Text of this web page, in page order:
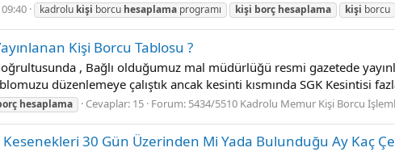
kadrolu kişi borcu hesaplama programı kişi borç hesaplama kişi borcu
Kişi Borcu Tablosu ?
, Bağlı olduğumuz mal müdürlüğü resmi gazetede
düzenlemeye çalıştık ancak kesinti kısmında SGK Kesintisi
hesaplama Cevaplar: 15 Forum: 5434/5510 Kadrolu Memur Kişi Borcu
30 Gün Üzerinden Mi Yada Bulunduğu Ay Kaç